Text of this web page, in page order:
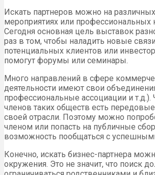
Искать партнеров можно на
мероприятиях или профессиональных
Сегодня основная цель выставок
раз в том, чтобы наладить новые
потенциальных клиентов или
помогут форумы или семинары.
Много направлений в сфере
деятельности имеют свои
профессиональные ассоциации и т.д.).
членов таких обществ есть
своей отрасли. Поэтому можно
членом или попасть на публичные
возможность пообщаться с
Конечно, искать бизнес-партнера
окружения. Это не значит, что поиск